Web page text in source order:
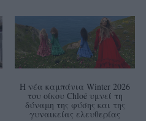
Η νέα καμπάνια Winter 2026
του οίκου Chloé υμνεί τη
δύναμη της φύσης και της
γυναικείας ελευθερίας